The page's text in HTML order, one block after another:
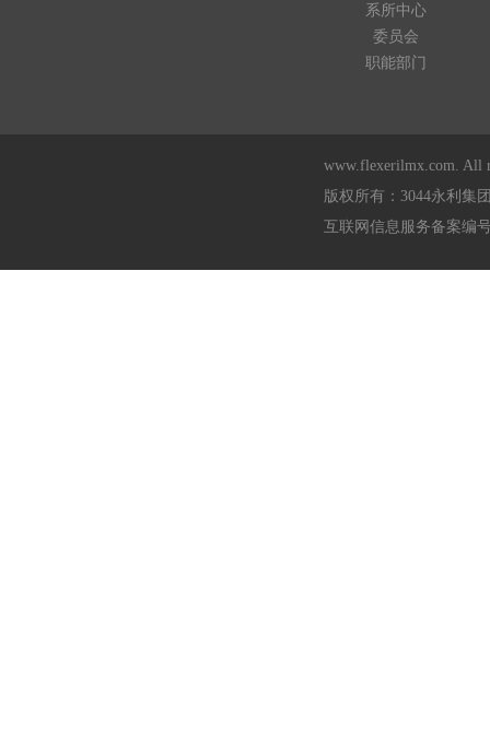
系所中心
委员会
职能部门
www.flexerilmx.com. All
版权所有：3044永利集
互联网信息服务备案编